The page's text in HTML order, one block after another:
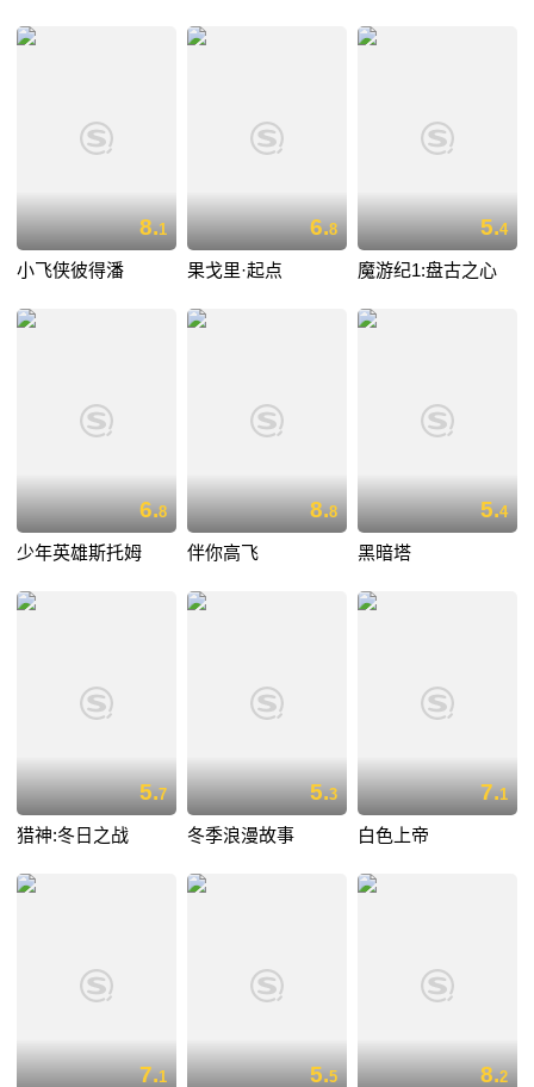
8.1
小飞侠彼得潘
6.8
果戈里·起点
5.4
魔游纪1:盘古之心
6.8
少年英雄斯托姆
8.8
伴你高飞
5.4
黑暗塔
5.7
猎神:冬日之战
5.3
冬季浪漫故事
7.1
白色上帝
7.1 5.5 8.2